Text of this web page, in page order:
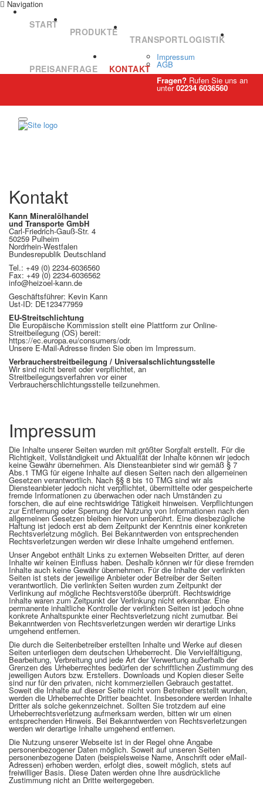
Navigation
START
PRODUKTE
TRANSPORTLOGISTIK
PREISANFRAGE KONTAKT
Impressum
AGB
Fragen? Rufen Sie uns an
unter02234 6036560
Kontakt
Kann Mineralölhandel
und Transporte GmbH
Carl-Friedrich-Gauß-Str. 4
50259 Pulheim
Nordrhein-Westfalen
Bundesrepublik Deutschland
Tel.: +49 (0) 2234-6036560
Fax: +49 (0) 2234-6036562
info@heizoel-kann.de
Geschäftsführer: Kevin Kann
Ust-ID: DE123477959
EU-Streitschlichtung
Die Europäische Kommission stellt eine Plattform zur Online-
Streitbeilegung (OS) bereit:
https://ec.europa.eu/consumers/odr.
Unsere E-Mail-Adresse finden Sie oben im Impressum.
Verbraucherstreitbeilegung / Universalschlichtungsstelle
Wir sind nicht bereit oder verpflichtet, an
Streitbeilegungsverfahren vor einer
Verbraucherschlichtungsstelle teilzunehmen.
Impressum
Die Inhalte unserer Seiten wurden mit größter Sorgfalt erstellt. Für die
Richtigkeit, Vollständigkeit und Aktualität der Inhalte können wir jedoch
keine Gewähr übernehmen. Als Diensteanbieter sind wir gemäß § 7
Abs.1 TMG für eigene Inhalte auf diesen Seiten nach den allgemeinen
Gesetzen verantwortlich. Nach §§ 8 bis 10 TMG sind wir als
Diensteanbieter jedoch nicht verpflichtet, übermittelte oder gespeicherte
fremde Informationen zu überwachen oder nach Umständen zu
forschen, die auf eine rechtswidrige Tätigkeit hinweisen. Verpflichtungen
zur Entfernung oder Sperrung der Nutzung von Informationen nach den
allgemeinen Gesetzen bleiben hiervon unberührt. Eine diesbezügliche
Haftung ist jedoch erst ab dem Zeitpunkt der Kenntnis einer konkreten
Rechtsverletzung möglich. Bei Bekanntwerden von entsprechenden
Rechtsverletzungen werden wir diese Inhalte umgehend entfernen.
Unser Angebot enthält Links zu externen Webseiten Dritter, auf deren
Inhalte wir keinen Einfluss haben. Deshalb können wir für diese fremden
Inhalte auch keine Gewähr übernehmen. Für die Inhalte der verlinkten
Seiten ist stets der jeweilige Anbieter oder Betreiber der Seiten
verantwortlich. Die verlinkten Seiten wurden zum Zeitpunkt der
Verlinkung auf mögliche Rechtsverstöße überprüft. Rechtswidrige
Inhalte waren zum Zeitpunkt der Verlinkung nicht erkennbar. Eine
permanente inhaltliche Kontrolle der verlinkten Seiten ist jedoch ohne
konkrete Anhaltspunkte einer Rechtsverletzung nicht zumutbar. Bei
Bekanntwerden von Rechtsverletzungen werden wir derartige Links
umgehend entfernen.
Die durch die Seitenbetreiber erstellten Inhalte und Werke auf diesen
Seiten unterliegen dem deutschen Urheberrecht. Die Vervielfältigung,
Bearbeitung, Verbreitung und jede Art der Verwertung außerhalb der
Grenzen des Urheberrechtes bedürfen der schriftlichen Zustimmung des
jeweiligen Autors bzw. Erstellers. Downloads und Kopien dieser Seite
sind nur für den privaten, nicht kommerziellen Gebrauch gestattet.
Soweit die Inhalte auf dieser Seite nicht vom Betreiber erstellt wurden,
werden die Urheberrechte Dritter beachtet. Insbesondere werden Inhalte
Dritter als solche gekennzeichnet. Sollten Sie trotzdem auf eine
Urheberrechtsverletzung aufmerksam werden, bitten wir um einen
entsprechenden Hinweis. Bei Bekanntwerden von Rechtsverletzungen
werden wir derartige Inhalte umgehend entfernen.
Die Nutzung unserer Webseite ist in der Regel ohne Angabe
personenbezogener Daten möglich. Soweit auf unseren Seiten
personenbezogene Daten (beispielsweise Name, Anschrift oder eMail-
Adressen) erhoben werden, erfolgt dies, soweit möglich, stets auf
freiwilliger Basis. Diese Daten werden ohne Ihre ausdrückliche
Zustimmung nicht an Dritte weitergegeben.